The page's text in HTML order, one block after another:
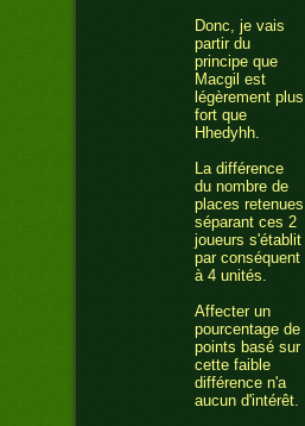
Donc, je vais
partir du
principe que
Macgil est
légèrement plus
fort que
Hhedyhh.
La différence
du nombre de
places retenues
séparant ces 2
joueurs s'établit
par conséquent
à 4 unités.
Affecter un
pourcentage de
points basé sur
cette faible
différence n'a
aucun d'intérêt.